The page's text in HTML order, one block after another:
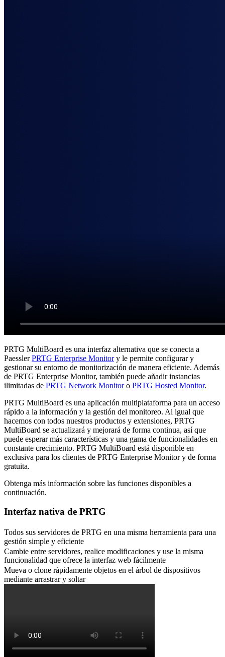
PRTG MultiBoard es una interfaz alternativa que se conecta a
PaesslerPRTG Enterprise Monitory le permite configurar y
gestionar su entorno de monitorización de manera eficiente. Además
de PRTG Enterprise Monitor, también puede añadir instancias
ilimitadas de PRTG Network Monitoro PRTG Hosted Monitor.
PRTG MultiBoard es una aplicación multiplataforma para un acceso
rápido a la información y la gestión del monitoreo. Al igual que
hacemos con todos nuestros productos y extensiones, PRTG
MultiBoard se actualizará y mejorará de forma continua, así que
puede esperar más características y una gama de funcionalidades en
constante crecimiento. PRTG MultiBoard está disponible en
exclusiva para los clientes de PRTG Enterprise Monitor y de forma
gratuita.
Obtenga más información sobre las funciones disponibles a
continuación.
Interfaz nativa de PRTG
Todos sus servidores de PRTG en una misma herramienta para una
gestión simple y eficiente
Cambie entre servidores, realice modificaciones y use la misma
funcionalidad que ofrece la interfaz web fácilmente
Mueva o clone rápidamente objetos en el árbol de dispositivos
mediante arrastrar y soltar